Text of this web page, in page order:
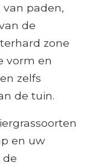
paden,
de
zone
vorm en
zelfs
de tuin.
en uw
de